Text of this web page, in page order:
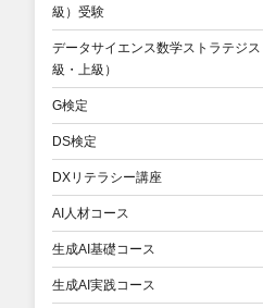
級）受験
データサイエンス数学ストラテジ
級・上級）
G検定
DS検定
DXリテラシー講座
AI人材コース
生成AI基礎コース
生成AI実践コース